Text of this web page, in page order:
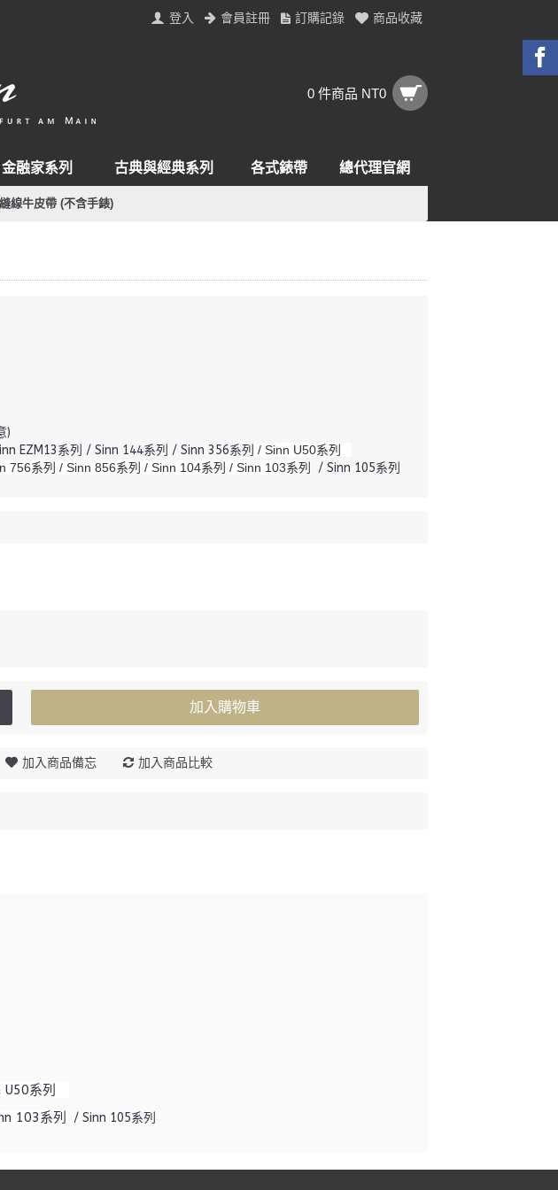
登入 會員註冊 訂購記錄 商品收藏
0 件商品 NT0
金融家系列 古典與經典系列 各式錶帶 總代理官網
線牛皮帶 (不含手錶)
)
EZM13系列 / Sinn 144系列 / Sinn 356系列 / Sinn U50系列
756系列 / Sinn 856系列 / Sinn 104系列 / Sinn 103系列
/ Sinn 105系列
加入購物車
加入商品備忘 加入商品比較
U50系列
103系列
/ Sinn 105系列